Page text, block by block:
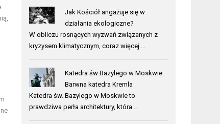
Jak Kościół angażuje się w
działania ekologiczne?
W obliczu rosnących wyzwań związanych z
kryzysem klimatycznym, coraz więcej …
Katedra św Bazylego w Moskwie:
Barwna katedra Kremla
Katedra św. Bazylego w Moskwie to
prawdziwa perła architektury, która …